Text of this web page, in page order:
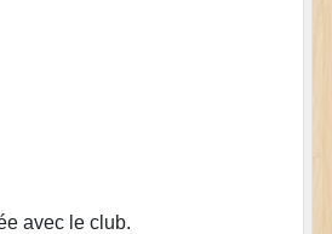
avec le club.